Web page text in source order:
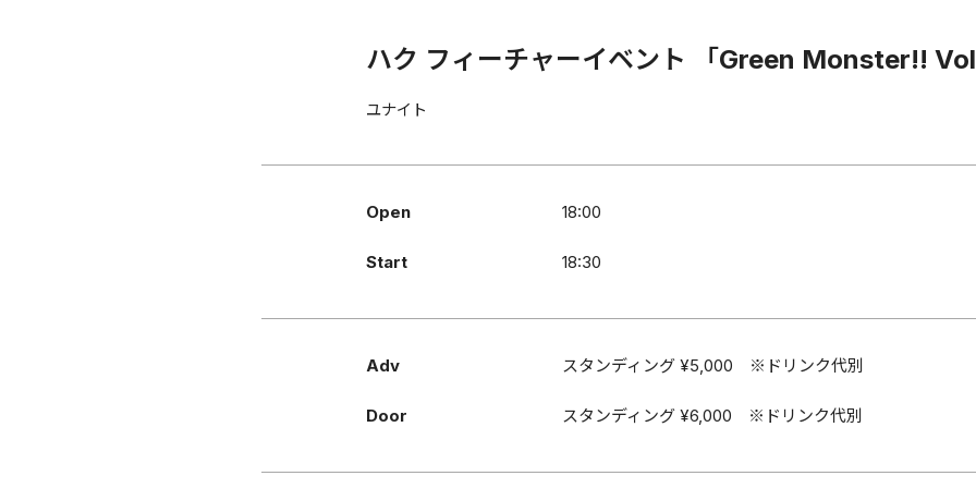
ハク フィーチャーイベント 「Green Monster!!
ユナイト
Open 18:00
Start 18:30
Adv スタンディング ¥5,000 ※ドリンク代別
Door スタンディング ¥6,000 ※ドリンク代別